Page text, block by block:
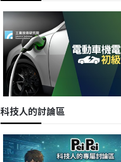
科技人的討論區